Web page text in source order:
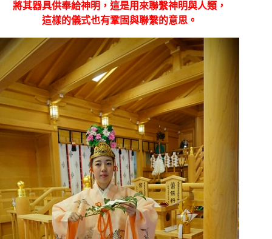
將其器具供奉給神明，這是用來聯繫神明與人類，
這樣的儀式也有鞏固與聯繫的意思。